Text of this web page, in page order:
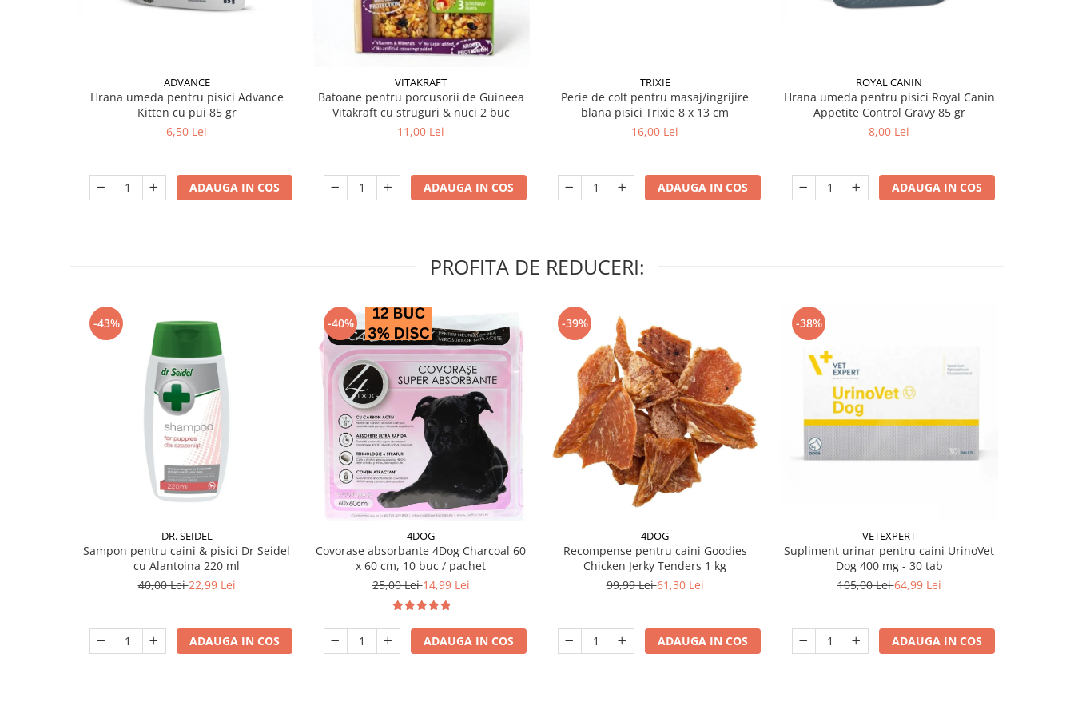
ADVANCE
Hrana umeda pentru pisici Advance
Kitten cu pui 85 gr
6,50 Lei
ADAUGA IN COS
VITAKRAFT
Batoane pentru porcusorii de Guineea
Vitakraft cu struguri & nuci 2 buc
11,00 Lei
ADAUGA IN COS
TRIXIE
Perie de colt pentru masaj/ingrijire
blana pisici Trixie 8 x 13 cm
16,00 Lei
ADAUGA IN COS
ROYAL CANIN
Hrana umeda pentru pisici Royal Canin
Appetite Control Gravy 85 gr
8,00 Lei
ADAUGA IN COS
PROFITA DE REDUCERI:
-43%
DR. SEIDEL
Sampon pentru caini & pisici Dr Seidel
cu Alantoina 220 ml
40,00 Lei22,99 Lei
ADAUGA IN COS
-40%
4DOG
Covorase absorbante 4Dog Charcoal 60
x 60 cm, 10 buc / pachet
25,00 Lei14,99 Lei
ADAUGA IN COS
-39%
4DOG
Recompense pentru caini Goodies
Chicken Jerky Tenders 1 kg
99,99 Lei61,30 Lei
ADAUGA IN COS
-38%
VETEXPERT
Supliment urinar pentru caini UrinoVet
Dog 400 mg - 30 tab
105,00 Lei64,99 Lei
ADAUGA IN COS